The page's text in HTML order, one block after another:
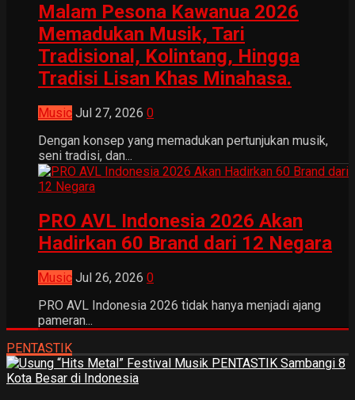
Malam Pesona Kawanua 2026
Memadukan Musik, Tari
Tradisional, Kolintang, Hingga
Tradisi Lisan Khas Minahasa.
Music Jul 27, 2026 0
Dengan konsep yang memadukan pertunjukan musik,
seni tradisi, dan...
PRO AVL Indonesia 2026 Akan
Hadirkan 60 Brand dari 12 Negara
Music Jul 26, 2026 0
PRO AVL Indonesia 2026 tidak hanya menjadi ajang
pameran...
PENTASTIK